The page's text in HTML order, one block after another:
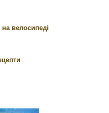
велосипеді